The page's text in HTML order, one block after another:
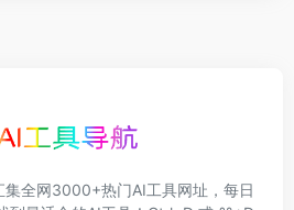
集全网3000+热门AI工具网址，每日